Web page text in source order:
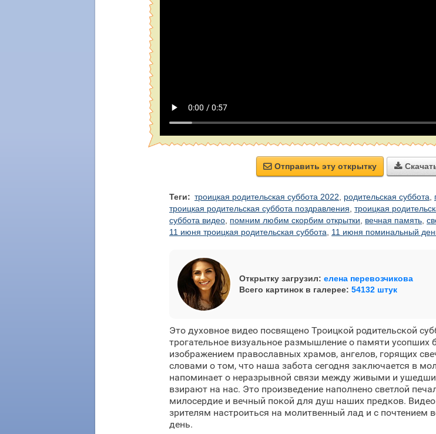
 Отправить эту открытку 
Теги: троицкая родительская суббота 2022 родительская суббота
троицкая родительская суббота поздравления троицкая
суббота видео помним любим скорбим открытки вечная память
11 июня троицкая родительская суббота
11 июня поминальный
Открытку загрузил: елена перевозчикова
Всего картинок в галерее: 54132 штук
Это духовное видео посвящено Троицкой родительской
трогательное визуальное размышление о памяти усопших
изображением православных храмов, ангелов, горящих
словами о том, что наша забота сегодня заключается в
напоминает о неразрывной связи между живыми и
взирают на нас. Это произведение наполнено светлой
милосердие и вечный покой для душ наших предков.
зрителям настроиться на молитвенный лад и с почтением
день.